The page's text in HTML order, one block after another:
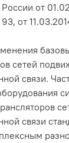
от
от
сетей
связи.
связи